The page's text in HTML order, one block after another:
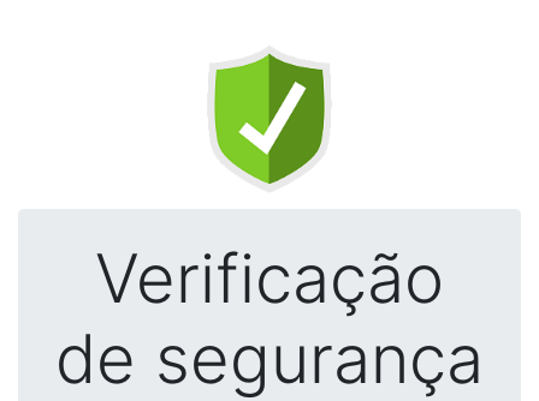
Verificação
de segurança